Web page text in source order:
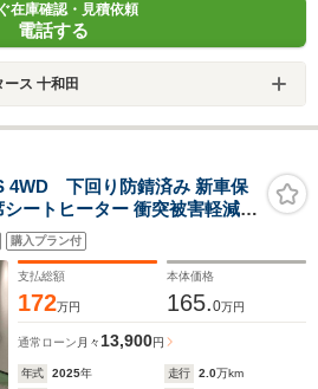
在庫確認・見積依頼
電話する
ス 十和田
4WD 下回り防錆済み 新車保
ートヒーター 衝突被害軽減ブ
購入プラン付
支払総額
172万円
本体価格
165.0万円
通常ローン 月々 13,900円
年式 2025年 走行 2.0万km